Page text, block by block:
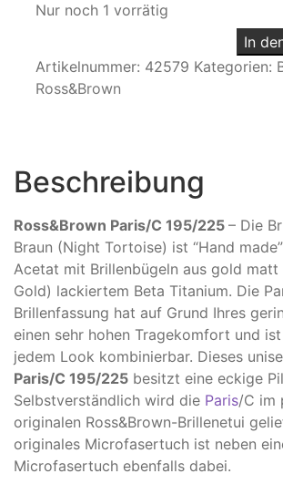
Nur noch 1 vorrätig
In
Artikelnummer: 42579 Kategorien:
Ross&Brown
Beschreibung
Ross&Brown Paris/C 195/225 – Die
Braun (Night Tortoise) ist “Hand
Acetat mit Brillenbügeln aus gold matt
Gold) lackiertem Beta Titanium. Die
Brillenfassung hat auf Grund Ihres
einen sehr hohen Tragekomfort und
jedem Look kombinierbar. Dieses
Paris/C 195/225 besitzt eine eckige
Selbstverständlich wird die Paris/C im
originalen Ross&Brown-Brillenetui
originales Microfasertuch ist neben
Microfasertuch ebenfalls dabei.